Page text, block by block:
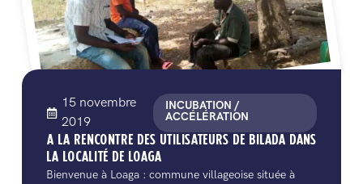
15 novembre
2019
INCUBATION /
ACCÉLÉRATION
A LA RENCONTRE DES UTILISATEURS DE BILADA DANS
LA LOCALITÉ DE LOAGA
Bienvenue à Loaga : commune villageoise située à